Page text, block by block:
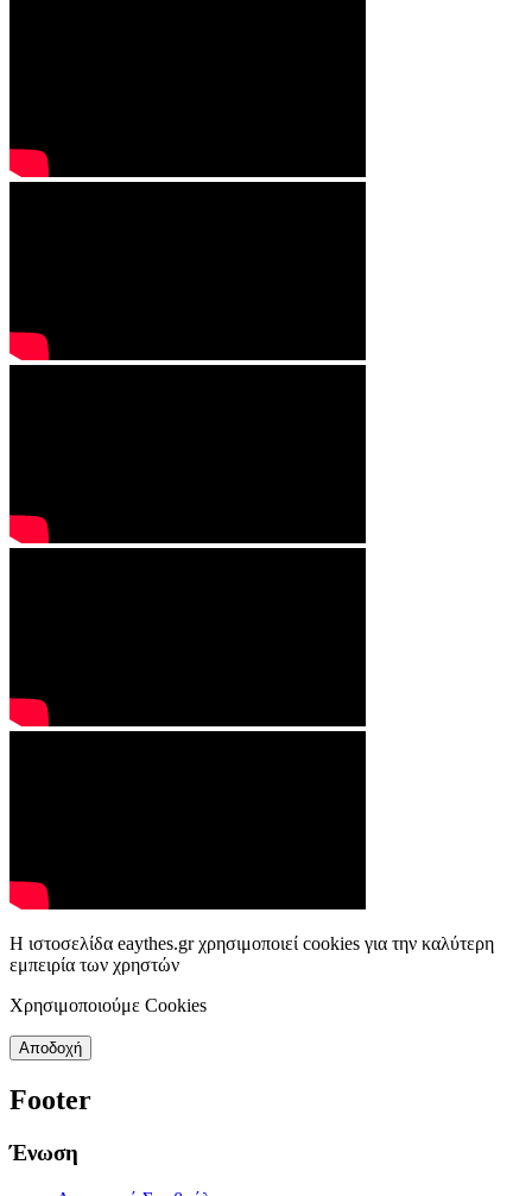
Η ιστοσελίδα eaythes.gr χρησιμοποιεί cookies για την καλύτερη
εμπειρία των χρηστών
Χρησιμοποιούμε Cookies
Αποδοχή
Footer
Ένωση